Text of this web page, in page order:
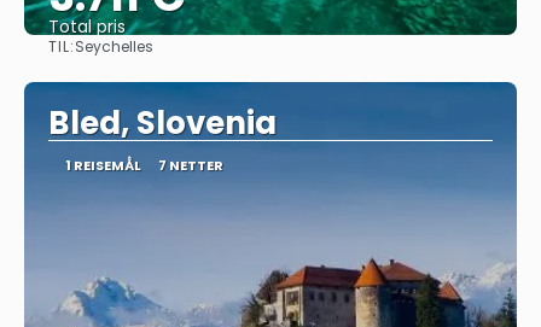
Total pris
TIL:Seychelles
Bled, Slovenia
1 REISEMÅL 7 NETTER